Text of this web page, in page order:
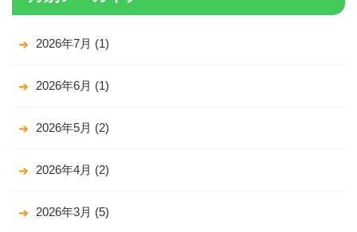
2026年7月 (1)
2026年6月 (1)
2026年5月 (2)
2026年4月 (2)
2026年3月 (5)